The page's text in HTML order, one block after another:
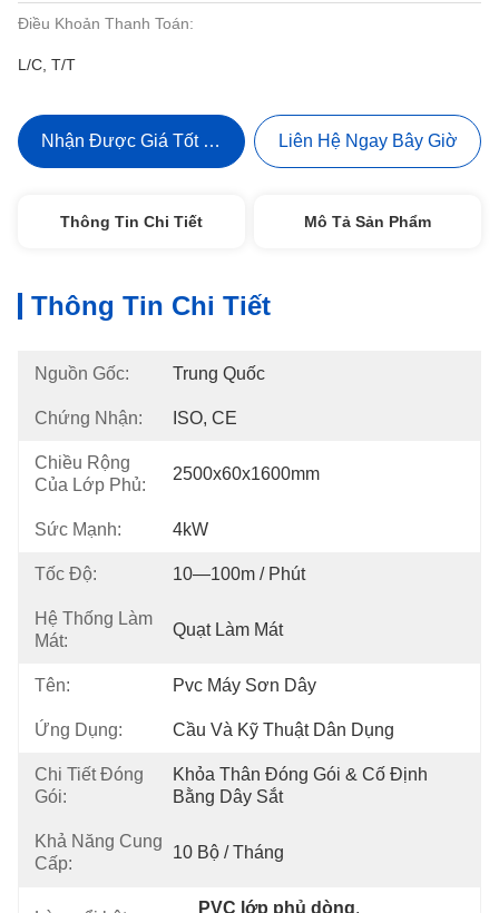
Điều Khoản Thanh Toán:
L/C, T/T
Nhận Được Giá Tốt Nhất Liên Hệ Ngay Bây Giờ
Thông Tin Chi Tiết Mô Tả Sản Phẩm
Thông Tin Chi Tiết
Nguồn Gốc: Trung Quốc
Chứng Nhận: ISO, CE
Chiều Rộng
Của Lớp Phủ:
2500x60x1600mm
Sức Mạnh: 4kW
Tốc Độ: 10—100m / Phút
Hệ Thống Làm
Mát:
Quạt Làm Mát
Tên: Pvc Máy Sơn Dây
Ứng Dụng: Cầu Và Kỹ Thuật Dân Dụng
Chi Tiết Đóng
Gói:
Khỏa Thân Đóng Gói & Cố Định
Bằng Dây Sắt
Khả Năng Cung
Cấp:
10 Bộ / Tháng
PVC lớp phủ dòng,